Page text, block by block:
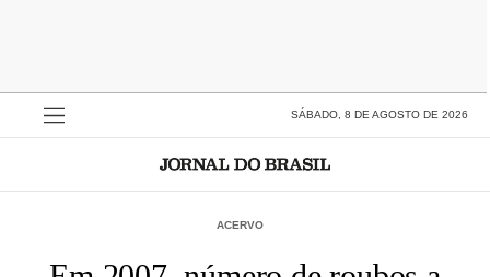
SÁBADO, 8 DE AGOSTO DE 2026
ACERVO